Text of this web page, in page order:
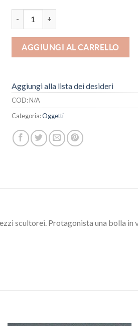
AGGIUNGI AL CARRELLO
Aggiungi alla lista dei desideri
COD:N/A
Categoria:Oggetti
scultorei. Protagonista una bolla in